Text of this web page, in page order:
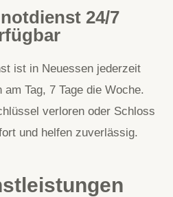
24/7
ist in Neuessen jederzeit
Tag, 7 Tage die Woche.
verloren oder Schloss
und helfen zuverlässig.